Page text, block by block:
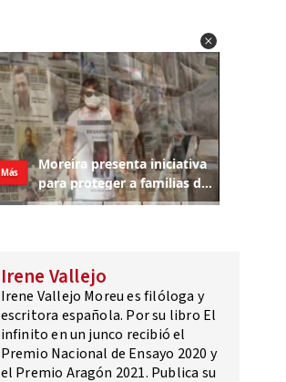
Irene Vallejo
Irene Vallejo Moreu es filóloga y
escritora española.​ Por su libro El
infinito en un junco​ recibió el
Premio Nacional de Ensayo 2020 y
el Premio Aragón 2021.​ Publica su